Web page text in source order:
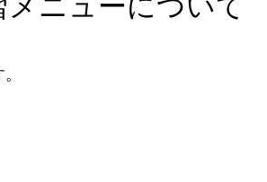
ニューについて